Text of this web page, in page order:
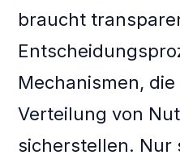
braucht
Mechanismen,
Verteilung von
sicherstellen. Nur